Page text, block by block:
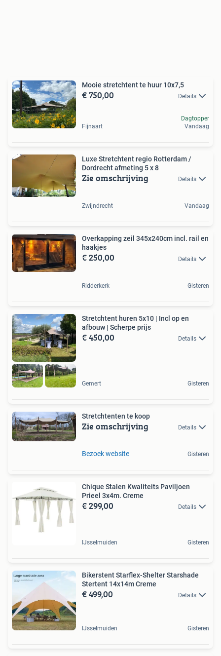
Mooie stretchtent te huur 10x7,5
€ 750,00 Details
Fijnaart
Dagtopper
Vandaag
Luxe Stretchtent regio Rotterdam /
Dordrecht afmeting 5 x 8
Zie omschrijving Details
Zwijndrecht Vandaag
Overkapping zeil 345x240cm incl. rail en
haakjes
€ 250,00 Details
Ridderkerk Gisteren
Stretchtent huren 5x10 | Incl op en
afbouw | Scherpe prijs
€ 450,00 Details
Gemert Gisteren
Stretchtenten te koop
Zie omschrijving Details
Bezoek website Gisteren
Chique Stalen Kwaliteits Paviljoen
Prieel 3x4m. Creme
€ 299,00 Details
IJsselmuiden Gisteren
Bikerstent Starflex-Shelter Starshade
Stertent 14x14m Creme
€ 499,00 Details
IJsselmuiden Gisteren